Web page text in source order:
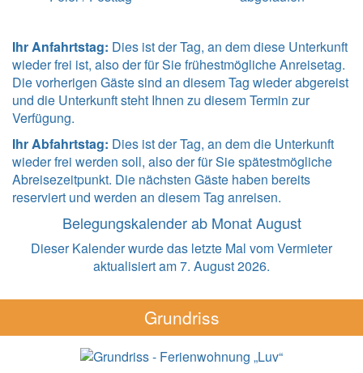
Ihr Anfahrtstag: Dies ist der Tag, an dem diese Unterkunft
wieder frei ist, also der für Sie frühestmögliche Anreisetag.
Die vorherigen Gäste sind an diesem Tag wieder abgereist
und die Unterkunft steht Ihnen zu diesem Termin zur
Verfügung.
Ihr Abfahrtstag: Dies ist der Tag, an dem die Unterkunft
wieder frei werden soll, also der für Sie spätestmögliche
Abreisezeitpunkt. Die nächsten Gäste haben bereits
reserviert und werden an diesem Tag anreisen.
Belegungskalender ab Monat August
Dieser Kalender wurde das letzte Mal vom Vermieter
aktualisiert am 7. August 2026.
Grundriss